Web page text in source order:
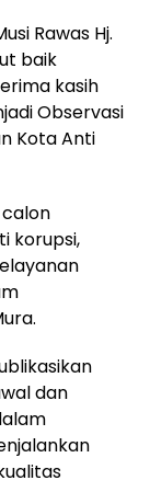
Rawas Hj.
baik
kasih
Observasi
Kota Anti
korupsi,
dan